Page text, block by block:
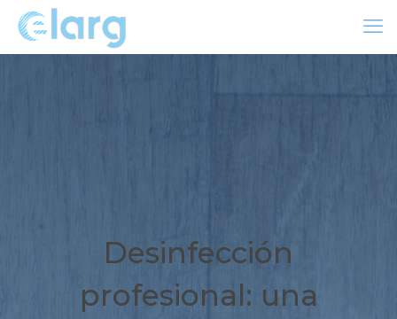
Desinfección
profesional: una